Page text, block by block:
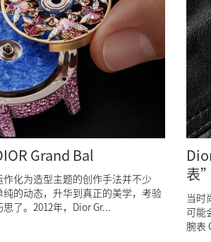
Grand Bal
化为造型主题的创作手法并不少
的动态，升华到真正的美学，考验
了。2012年，Dior Gr...
表
当时
可能
腕表